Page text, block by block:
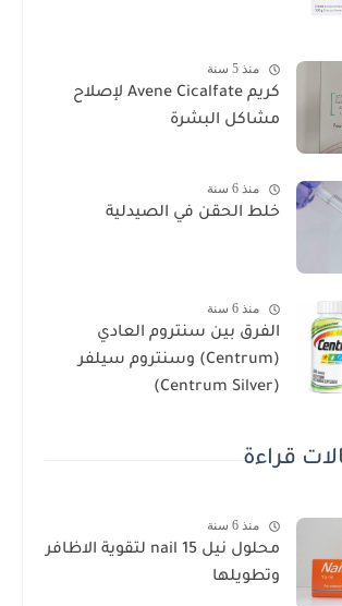
منذ 5 سنة
كريم Avene Cicalfate لإصلاح
مشاكل البشرة
منذ 6 سنة
خلط الحقن في الصيدلية
منذ 6 سنة
الفرق بين سنتروم العادي
(Centrum) وسنتروم سيلفر
(Centrum Silver)
قراءة
منذ 6 سنة
محلول نيل nail 15 لتقوية الاظافر
وتطويلها